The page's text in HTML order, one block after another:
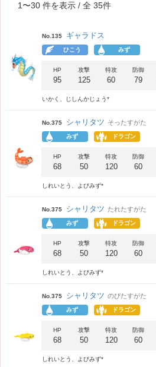
1 〜30 件を表示 / 全 35件
No.135 ギャラドス
ひこう みず
HP
95
攻撃
125
特攻
60
防御
79
いかく、じしんかじょう*
No.375 シャリタツ そったすがた
みず ドラゴン
HP
68
攻撃
50
特攻
120
防御
60
しれいとう、よびみず*
No.375 シャリタツ たれたすがた
みず ドラゴン
HP
68
攻撃
50
特攻
120
防御
60
しれいとう、よびみず*
No.375 シャリタツ のびたすがた
みず ドラゴン
HP
68
攻撃
50
特攻
120
防御
60
しれいとう、よびみず*